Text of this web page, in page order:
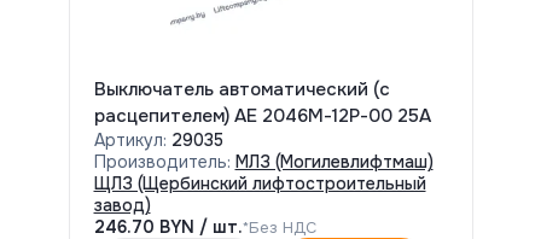
Выключатель автоматический (с
расцепителем) АЕ 2046М-12Р-00 25А
Артикул: 29035
Производитель: МЛЗ (Могилевлифтмаш)
ЩЛЗ (Щербинский лифтостроительный
завод)
246.70 BYN / шт.*Без НДС